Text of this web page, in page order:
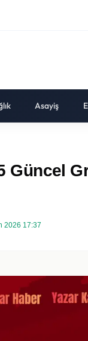
Asayiş
Güncel
2026 17:37